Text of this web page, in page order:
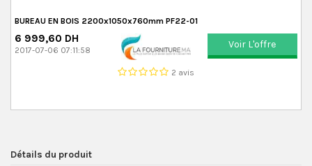
BUREAU EN BOIS 2200x1050x760mm PF22-01
6 999,60 DH
2017-07-06 07:11:58
2 avis
Voir L'offre
Détails du produit